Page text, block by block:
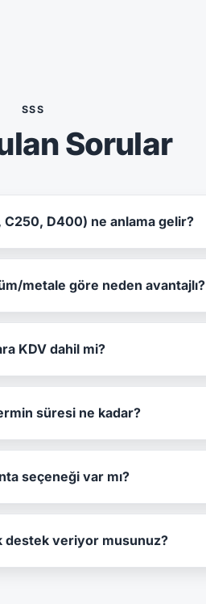
SSS
Sorular
C250, D400) ne anlama gelir?
metale göre neden avantajlı?
KDV dahil mi?
süresi ne kadar?
seçeneği var mı?
destek veriyor musunuz?